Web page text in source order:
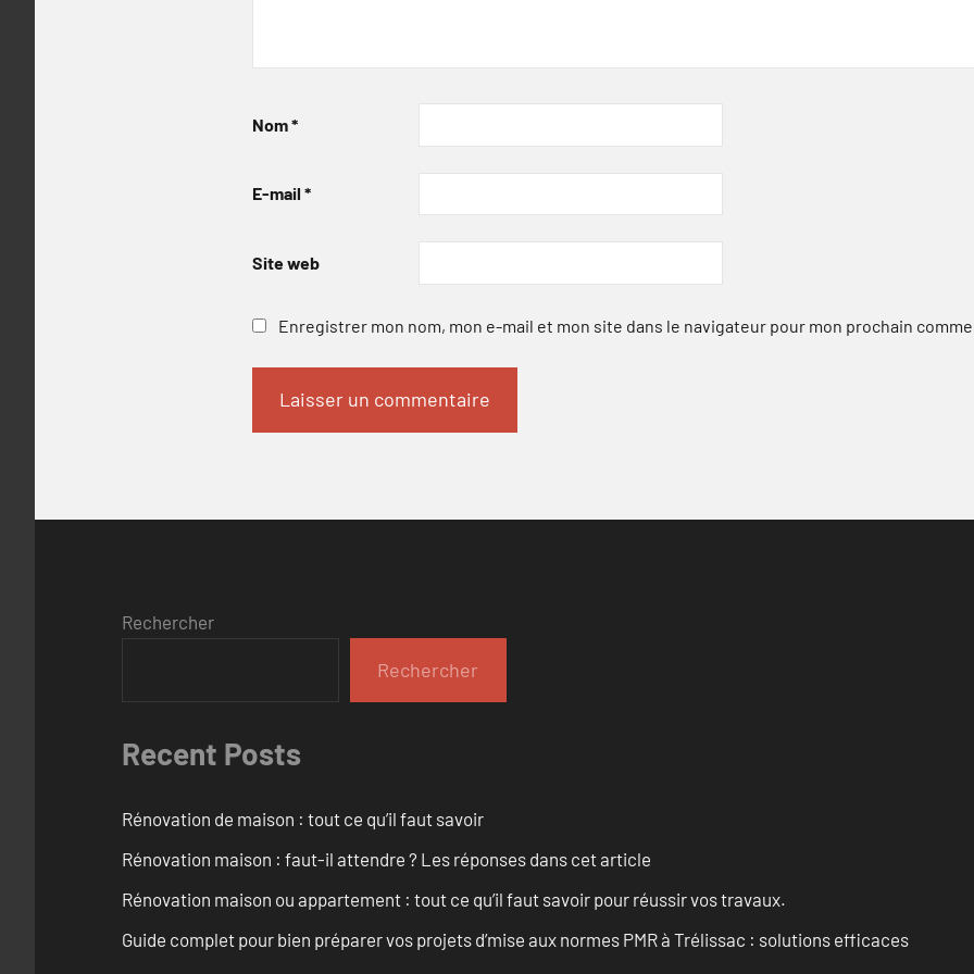
Nom*
E-mail *
Site web
Enregistrer mon nom, mon e-mail et mon site dans le navigateur pour mon prochain
Rechercher
Rechercher
Recent Posts
Rénovation de maison : tout ce qu’il faut savoir
Rénovation maison : faut-il attendre ? Les réponses dans cet article
Rénovation maison ou appartement : tout ce qu’il faut savoir pour réussir vos travaux.
Guide complet pour bien préparer vos projets d’mise aux normes PMR à Trélissac : solutions efficaces